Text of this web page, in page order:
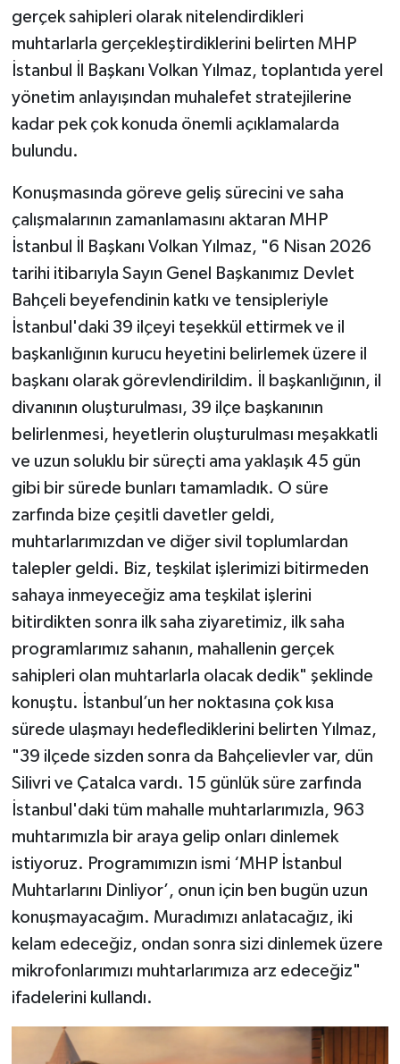
gerçek sahipleri olarak nitelendirdikleri
muhtarlarla gerçekleştirdiklerini belirten MHP
İstanbul İl Başkanı Volkan Yılmaz, toplantıda yerel
yönetim anlayışından muhalefet stratejilerine
kadar pek çok konuda önemli açıklamalarda
bulundu.
Konuşmasında göreve geliş sürecini ve saha
çalışmalarının zamanlamasını aktaran MHP
İstanbul İl Başkanı Volkan Yılmaz, "6 Nisan 2026
tarihi itibarıyla Sayın Genel Başkanımız Devlet
Bahçeli beyefendinin katkı ve tensipleriyle
İstanbul'daki 39 ilçeyi teşekkül ettirmek ve il
başkanlığının kurucu heyetini belirlemek üzere il
başkanı olarak görevlendirildim. İl başkanlığının, il
divanının oluşturulması, 39 ilçe başkanının
belirlenmesi, heyetlerin oluşturulması meşakkatli
ve uzun soluklu bir süreçti ama yaklaşık 45 gün
gibi bir sürede bunları tamamladık. O süre
zarfında bize çeşitli davetler geldi,
muhtarlarımızdan ve diğer sivil toplumlardan
talepler geldi. Biz, teşkilat işlerimizi bitirmeden
sahaya inmeyeceğiz ama teşkilat işlerini
bitirdikten sonra ilk saha ziyaretimiz, ilk saha
programlarımız sahanın, mahallenin gerçek
sahipleri olan muhtarlarla olacak dedik" şeklinde
konuştu. İstanbul’un her noktasına çok kısa
sürede ulaşmayı hedeflediklerini belirten Yılmaz,
"39 ilçede sizden sonra da Bahçelievler var, dün
Silivri ve Çatalca vardı. 15 günlük süre zarfında
İstanbul'daki tüm mahalle muhtarlarımızla, 963
muhtarımızla bir araya gelip onları dinlemek
istiyoruz. Programımızın ismi ‘MHP İstanbul
Muhtarlarını Dinliyor’, onun için ben bugün uzun
konuşmayacağım. Muradımızı anlatacağız, iki
kelam edeceğiz, ondan sonra sizi dinlemek üzere
mikrofonlarımızı muhtarlarımıza arz edeceğiz"
ifadelerini kullandı.